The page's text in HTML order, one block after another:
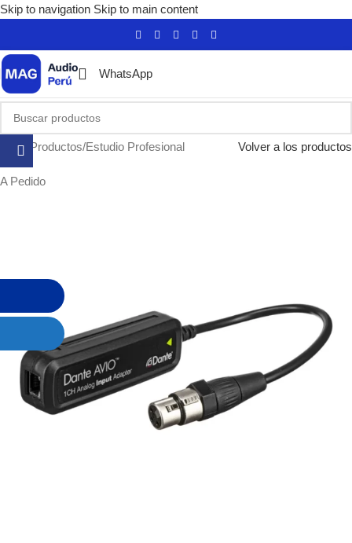
Skip to navigation Skip to main content
WhatsApp
Inicio Productos/Estudio Profesional Volver a los productos
A Pedido